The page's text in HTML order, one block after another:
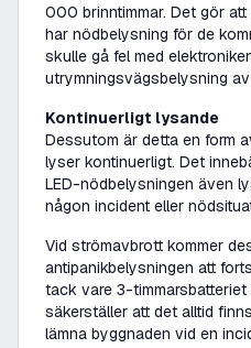
000 brinntimmar. Det gör
har nödbelysning för de
skulle gå fel med
utrymningsvägsbelysning
Kontinuerligt lysande
Dessutom är detta en form
lyser kontinuerligt. Det
LED-nödbelysningen även
någon incident eller
Vid strömavbrott kommer
antipanikbelysningen att
tack vare 3-
säkerställer att det alltid
lämna byggnaden vid en